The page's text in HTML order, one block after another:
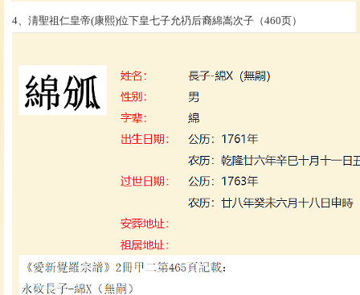
4、淸聖祖仁皇帝(康熙)位下皇七子允礽后裔綿嵩次子（460页）